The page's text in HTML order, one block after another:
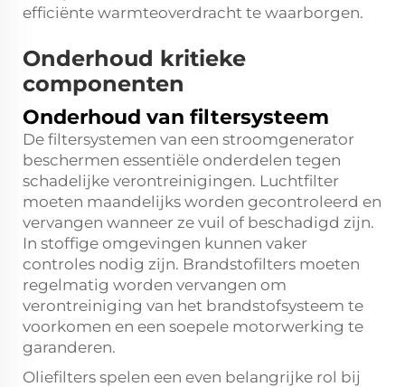
efficiënte warmteoverdracht te waarborgen.
Onderhoud kritieke
componenten
Onderhoud van filtersysteem
De filtersystemen van een stroomgenerator
beschermen essentiële onderdelen tegen
schadelijke verontreinigingen. Luchtfilter
moeten maandelijks worden gecontroleerd en
vervangen wanneer ze vuil of beschadigd zijn.
In stoffige omgevingen kunnen vaker
controles nodig zijn. Brandstofilters moeten
regelmatig worden vervangen om
verontreiniging van het brandstofsysteem te
voorkomen en een soepele motorwerking te
garanderen.
Oliefilters spelen een even belangrijke rol bij